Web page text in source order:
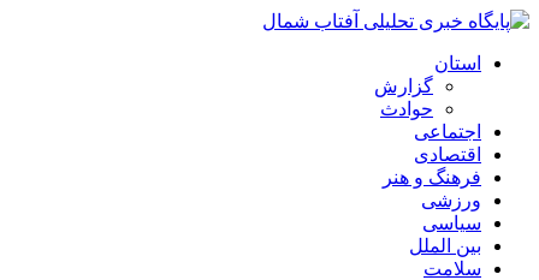
استان
گزارش
حوادث
اجتماعی
اقتصادی
فرهنگ و هنر
ورزشی
سیاسی
بین الملل
سلامت